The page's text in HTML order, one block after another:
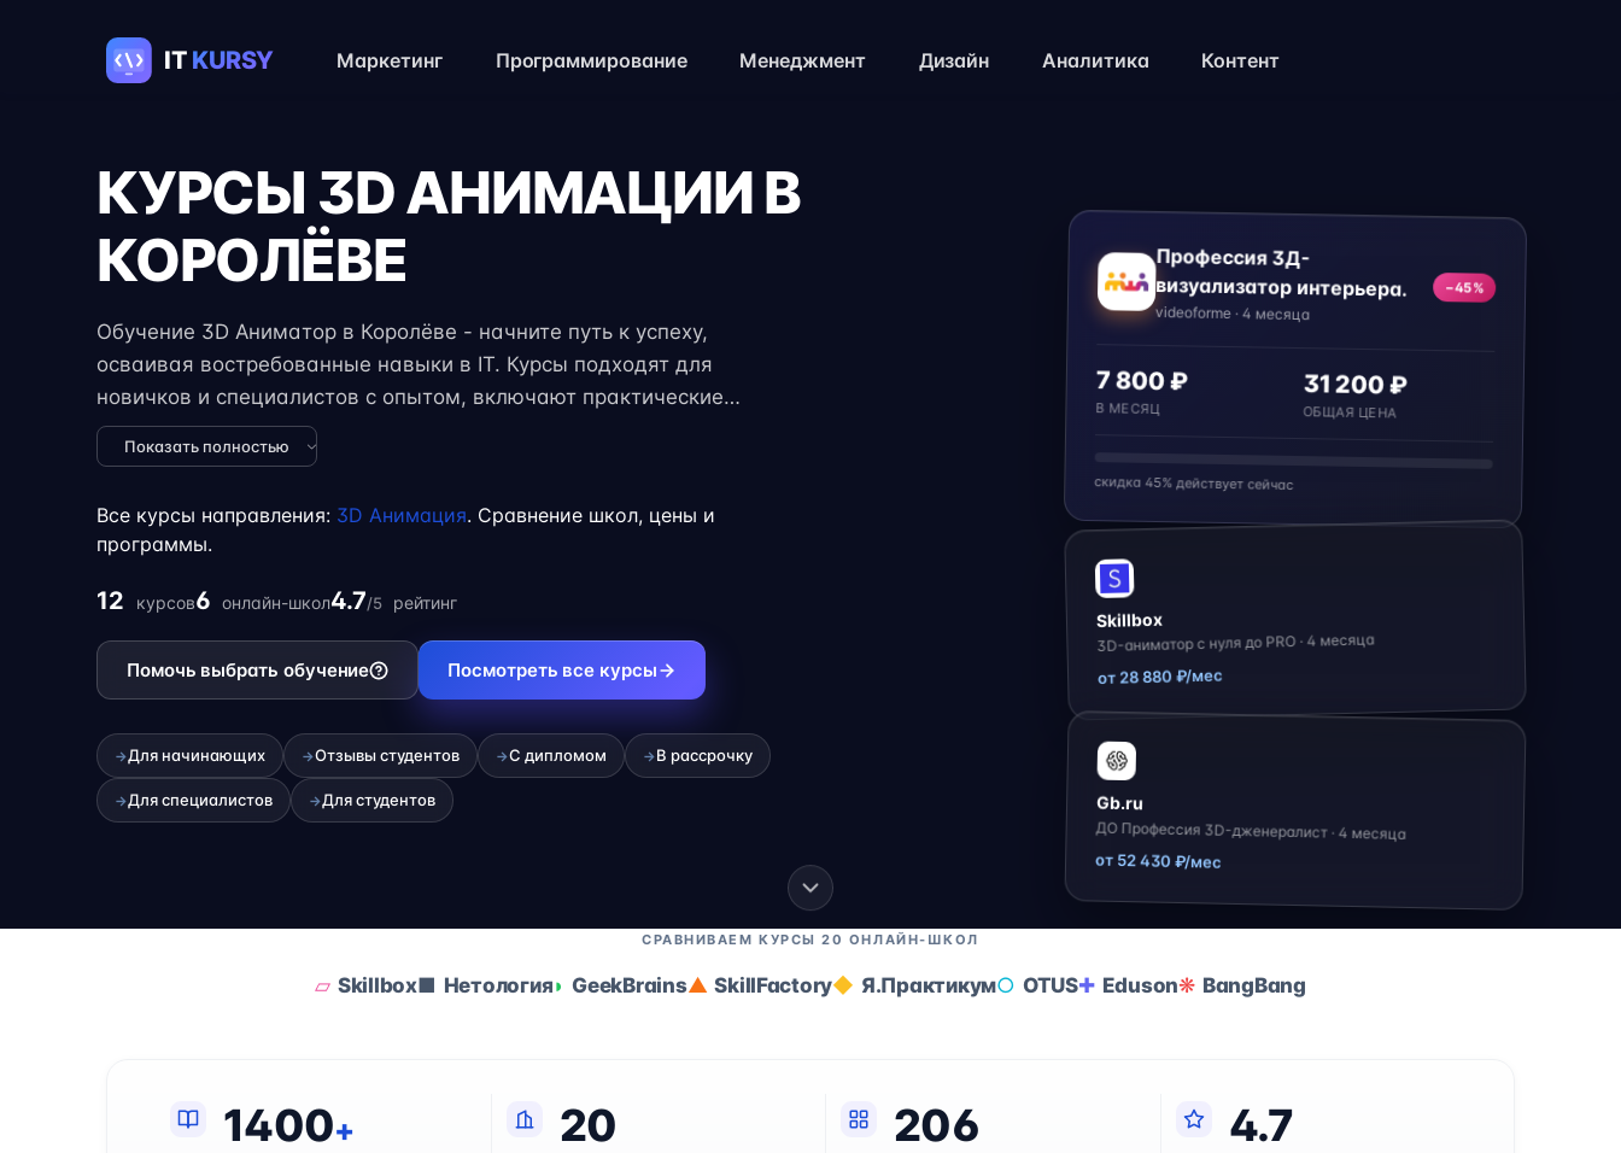
Маркетинг Программирование Менеджмент Дизайн Аналитика Контент
КУРСЫ 3D АНИМАЦИИ В
КОРОЛЁВЕ
Обучение 3D Аниматор в Королёве - начните путь к успеху,
осваивая востребованные навыки в IT. Курсы подходят для
новичков и специалистов с опытом, включают практические
задания, реальные проекты и консультации экспертов. Гибкий
формат занятий позволяет совмещать обучение с работой,
Показать полностью
Все курсы направления: 3D Анимация. Сравнение школ, цены и
программы.
12 курсов6 онлайн-школ4.7/5 рейтинг
Помочь выбрать обучение Посмотреть все курсы
→Для начинающих →Отзывы студентов →С дипломом →В рассрочку
→Для специалистов →Для студентов
Профессия 3Д-
визуализатор интерьера.
videoforme · 4 месяца
−45%
7 800 ₽
В МЕСЯЦ
31 200 ₽
ОБЩАЯ ЦЕНА
скидка 45% действует сейчас
Skillbox
3D-аниматор с нуля до PRO · 4 месяца
от 28 880 ₽/мес
Gb.ru
ДО Профессия 3D-дженералист · 4 месяца
от 52 430 ₽/мес
СРАВНИВАЕМ КУРСЫ 20 ОНЛАЙН-ШКОЛ
Skillbox Нетология GeekBrains SkillFactory Я.Практикум OTUS Eduson BangBang
1400+ 20 206 4.7